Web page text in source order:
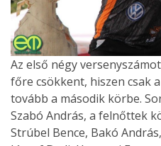
Az első négy
főre csökkent, hiszen csak
tovább a második körbe.
Szabó András, a felnőttek
Strúbel Bence, Bakó